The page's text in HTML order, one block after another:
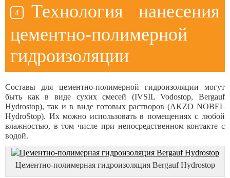
Технология нанесения
цементно-полимерной
гидроизоляции
Составы для цементно-полимерной гидроизоляции могут
быть как в виде сухих смесей (IVSIL Vodostop, Bergauf
Hydrostop), так и в виде готовых растворов (AKZO NOBEL
HydroStop). Их можно использовать в помещениях с любой
влажностью, в том числе при непосредственном контакте с
водой.
Цементно-полимерная гидроизоляция Bergauf Hydrostop